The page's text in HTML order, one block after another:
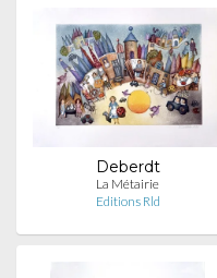
Deberdt
La Métairie
Editions Rld